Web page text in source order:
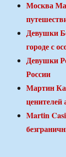
Москва
Девушки
городе с
Девушки
России
Мартин
ценителей
Martin